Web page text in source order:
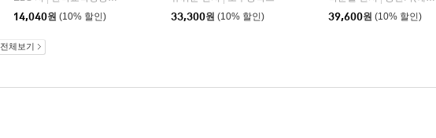
14,040원 (10% 할인)
33,300원 (10% 할인)
39,600원 (10% 할인)
전체보기